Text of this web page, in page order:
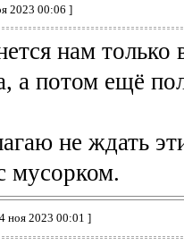
2023 00:06 ]
нам
а потом ещё
не ждать
мусорком.
ноя 2023 00:01 ]